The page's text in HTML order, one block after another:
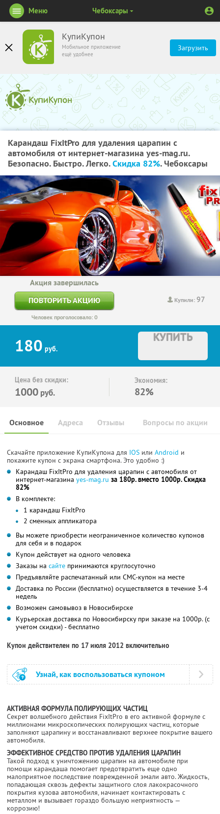
КупиКупон
Мобильное приложение
ещё удобнее
Загрузить
Меню Чебоксары
Карандаш FixItPro для удаления царапин с
автомобиля от интернет-магазина yes-mag.ru.
Безопасно. Быстро. Легко.Скидка 82%. Чебоксары
Купили:97
Акция завершилась
ПОВТОРИТЬ АКЦИЮ
Человек проголосовало: 0
180 руб.
КУПИТЬ
Цена без скидки:
1000 руб.
Экономия:
82%
Основное Отзывы Вопросы по акции
Адреса
Скачайте приложение КупиКупона для IOS или Android и
покажите купон с экрана смартфона. Это удобно :)
Карандаш FixItPro для удаления царапин с автомобиля от
интернет-магазина yes-mag.ru за 180р. вместо 1000р. Скидка
82%
В комплекте:
1 карандаш FixItPro
2 сменных аппликатора
Вы можете приобрести неограниченное количество купонов
для себя и в подарок
Купон действует на одного человека
Заказы на сайте принимаются круглосуточно
Предъявляйте распечатанный или СМС-купон на месте
Доставка по России (бесплатно) осуществляется в течение 3-4
недель
Возможен самовывоз в Новосибирске
Курьерская доставка по Новосибирску при заказе на 1000р. (с
учетом скидки) - бесплатно
Купон действителен по 17 июля 2012 включительно
Узнай, как воспользоваться купоном
АКТИВНАЯ ФОРМУЛА ПОЛИРУЮЩИХ ЧАСТИЦ
Секрет волшебного действия FixItPro в его активной формуле с
миллионами микроскопических полирующих частиц, которые
заполняют царапину и восстанавливают верхнее покрытие вашего
автомобиля.
ЭФФЕКТИВНОЕ СРЕДСТВО ПРОТИВ УДАЛЕНИЯ ЦАРАПИН
Такой подход к уничтожению царапин на автомобиле при
помощи карандаша помогает предотвратить еще одно
малоприятное последствие поврежденной эмали авто. Жидкость,
попадающая сквозь дефекты защитного слоя лакокрасочного
покрытия кузова автомобиля, начинает контактировать с
металлом и вызывает гораздо большую неприятность —
коррозию!